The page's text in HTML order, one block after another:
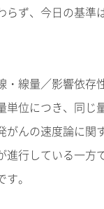
ず、今日の基準
線量／影響依存
位につき、同じ
んの速度論に関
行している一方
。